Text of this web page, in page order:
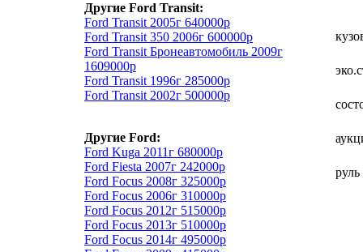
Другие Ford Transit:
Ford Transit 2005г 640000р
Ford Transit 350 2006г 600000р
Ford Transit Бронеавтомобиль 2009г
1609000р
Ford Transit 1996г 285000р
Ford Transit 2002г 500000р
Другие Ford:
Ford Kuga 2011г 680000р
Ford Fiesta 2007г 242000р
Ford Focus 2008г 325000р
Ford Focus 2006г 310000р
Ford Focus 2012г 515000р
Ford Focus 2013г 510000р
Ford Focus 2014г 495000р
руль